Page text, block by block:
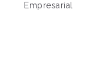
Empresarial